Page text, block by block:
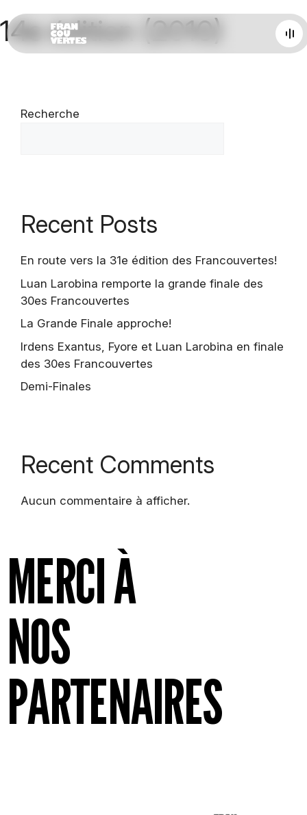
au
contenu
Archives
Nouvelles
À propos
Partenaires
Série Les 21
14e édition (2010)
Recherche
Recent Posts
En route vers la 31e édition des Francouvertes!
Luan Larobina remporte la grande finale des
30es Francouvertes
La Grande Finale approche!
Irdens Exantus, Fyore et Luan Larobina en finale
des 30es Francouvertes
Demi-Finales
Recent Comments
Aucun commentaire à afficher.
MERCI À
NOS
PARTENAIRES